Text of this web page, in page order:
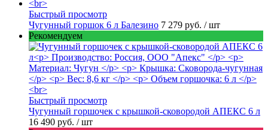
Быстрый просмотр
Чугунный горшок 6 л Балезино 7 279 руб. / шт
Рекомендуем
Быстрый просмотр
Чугунный горшочек с крышкой-сковородой АПЕКС 6 л
16 490 руб. / шт